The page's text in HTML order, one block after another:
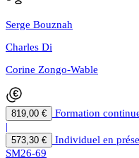
Serge Bouznah
Charles Di
Corine Zongo-Wable
819,00 €
Formation
|
573,30 €
Individuel en
SM26-69